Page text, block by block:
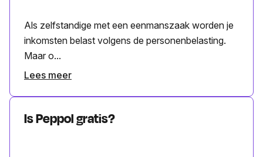
Als zelfstandige met een eenmanszaak worden je
inkomsten belast volgens de personenbelasting.
Maar o...
Lees meer
Is Peppol gratis?